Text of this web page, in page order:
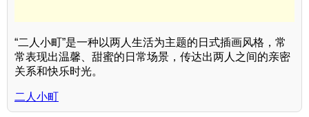
“二人小町”是一种以两人生活为主题的日式插画风格，常
常表现出温馨、甜蜜的日常场景，传达出两人之间的亲密
关系和快乐时光。
二人小町